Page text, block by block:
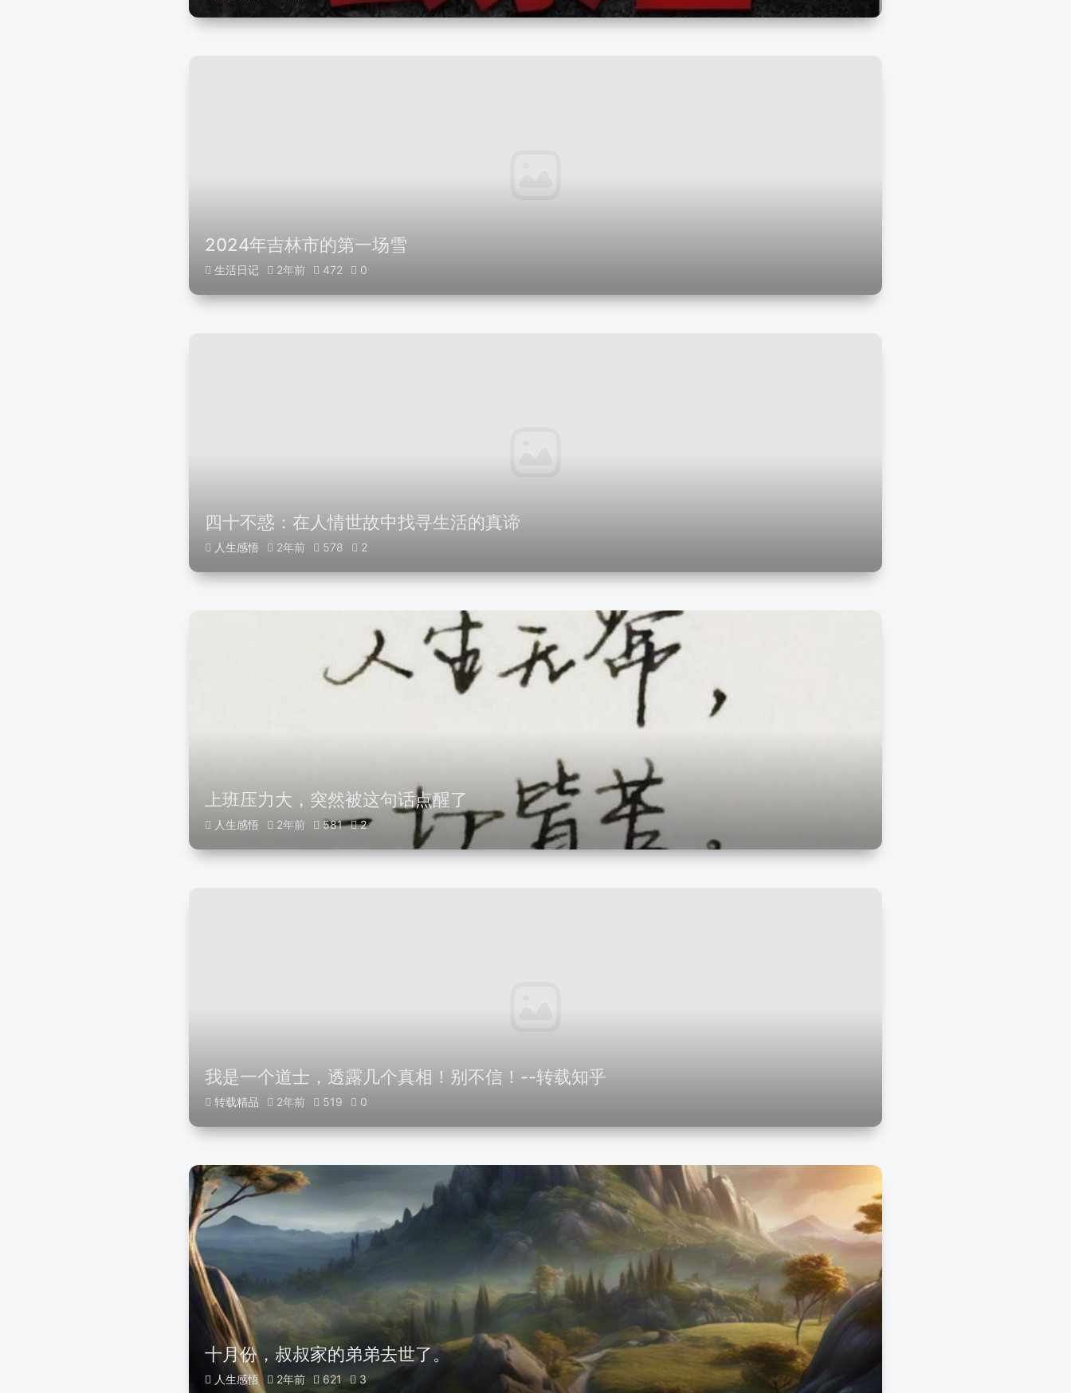
2024年吉林市的第一场雪
生活日记 2年前 472 0
四十不惑：在人情世故中找寻生活的真谛
人生感悟 2年前 578 2
上班压力大，突然被这句话点醒了
人生感悟 2年前 581 2
我是一个道士，透露几个真相！别不信！--转载知乎
转载精品 2年前 519 0
十月份，叔叔家的弟弟去世了。
人生感悟 2年前 621 3